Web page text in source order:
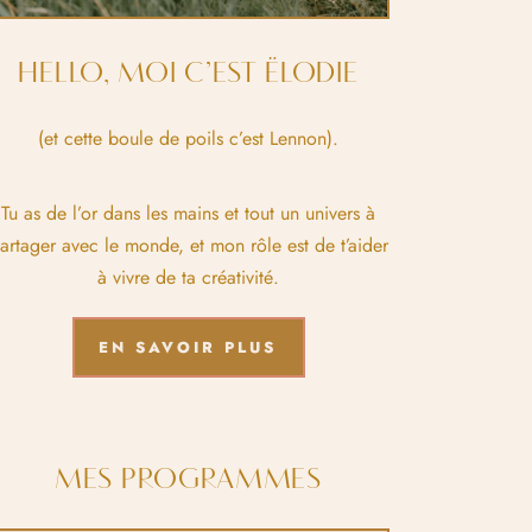
HELLO, MOI C’EST ËLODIE
(et cette boule de poils c’est Lennon).
Tu as de l’or dans les mains et tout un univers à
avec le monde, et mon rôle est de t’aider
à vivre de ta créativité.
EN SAVOIR PLUS
MES PROGRAMMES